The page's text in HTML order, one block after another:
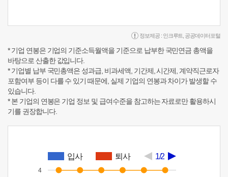
정보제공 : 인크루트 공공데이터포털
* 기업 연봉은 기업의 기준소득월액을 기준으로 납부한 국민연금 총액을
바탕으로 산출한 값입니다.
* 기업별 납부 국민총액은 성과급, 비과세액, 기간제, 시간제, 계약직근로자
포함여부 등이 다를 수 있기 때문에, 실제 기업의 연봉과 차이가 발생할 수
있습니다.
* 본 기업의 연봉은 기업 정보 및 급여수준을 참고하는 자료로만 활용하시
기를 권장합니다.
입사 퇴사 1/2
4